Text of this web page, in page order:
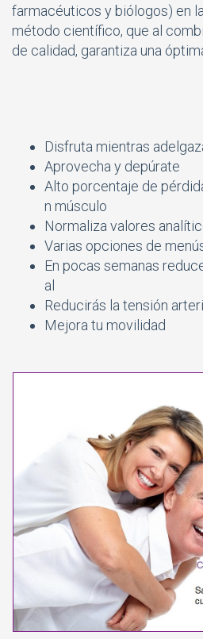
farmacéuticos y biólogos) en
método científico, que al
de calidad, garantiza una
Disfruta mientras
Aprovecha y depúrate
Alto porcentaje de
n músculo
Normaliza valores
Varias opciones de
En pocas semanas
al
Reducirás la tensión
Mejora tu movilidad